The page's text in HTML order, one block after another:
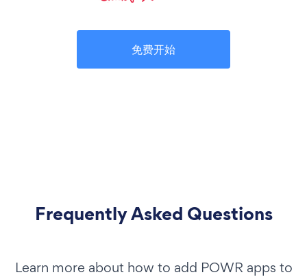
免费开始
Frequently Asked Questions
Learn more about how to add POWR apps to